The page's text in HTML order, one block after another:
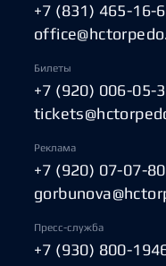
+7 (831) 465-16-
Билеты
+7 (920) 006-05-
Реклама
+7 (920) 07-07-
Пресс-служба
+7 (930) 800-